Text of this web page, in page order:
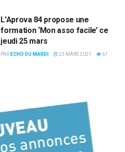
L’Aprova 84 propose une
formation ‘Mon asso facile’ ce
jeudi 25 mars
PAR ECHO DU MARDI 23 MARS 2021 61